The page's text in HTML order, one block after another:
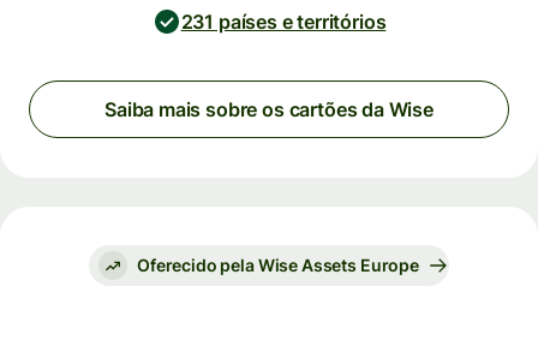
231 países e territórios
Saiba mais sobre os cartões da Wise
Oferecido pela Wise Assets Europe